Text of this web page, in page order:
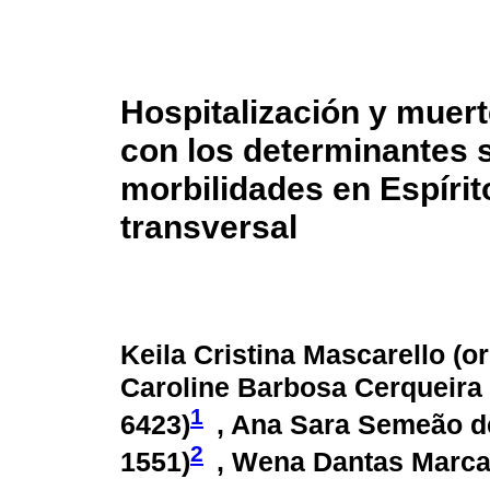
Hospitalización y
con los determinantes
morbilidades en
transversal
Keila Cristina Mascarello (
Caroline Barbosa Cerqueira
6423)1 , Ana Sara Semeão
1551)2
, Wena Dantas